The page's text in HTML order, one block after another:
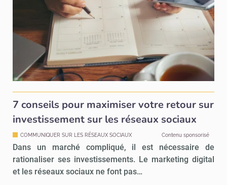
7 conseils pour maximiser votre retour sur
investissement sur les réseaux sociaux
COMMUNIQUER SUR LES RÉSEAUX SOCIAUX Contenu sponsorisé
Dans un marché compliqué, il est nécessaire de
rationaliser ses investissements. Le marketing digital
et les réseaux sociaux ne font pas…